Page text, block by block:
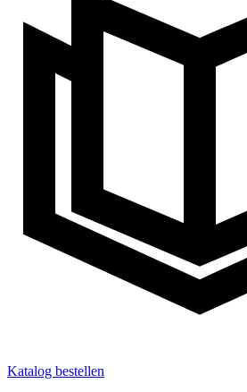
Katalog bestellen